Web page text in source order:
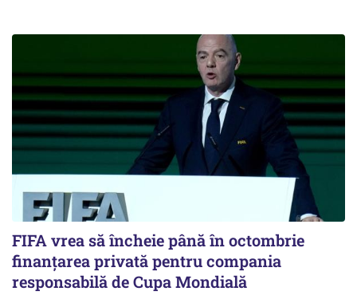
FIFA vrea să încheie până în octombrie
finanțarea privată pentru compania
responsabilă de Cupa Mondială